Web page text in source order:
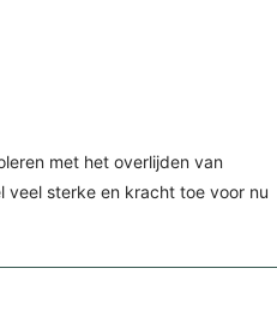
met het overlijden van
veel sterke en kracht toe voor nu